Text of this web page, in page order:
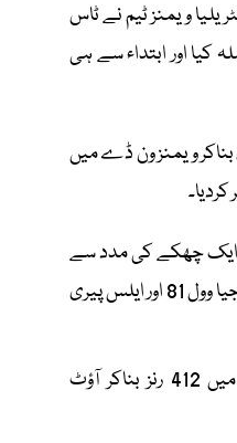
ویمنز ٹیم نے ٹاس
کیا اور ابتداء سے ہی
سنچری بناکر ویمنز ون ڈے میں
23 چوکوں اور ایک چھکے کی مدد سے
138 رنز کی شاندار اننگز کھیلی۔ جارجیا وول 81 اور ایلس پیری
آسٹریلیا کی پوری ٹیم 47.5 اوورز میں 412 رنز بناکر آؤٹ